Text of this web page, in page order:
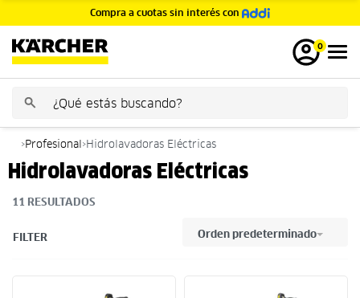
Compra a cuotas sin interés con
GRATIS
0
›Profesional›Hidrolavadoras Eléctricas
Hidrolavadoras Eléctricas
11 RESULTADOS
Orden predeterminado
FILTER